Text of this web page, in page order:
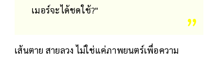
เมอร์จะได้ชดใช้?"
เส้นตาย สายลวง ไม่ใช่แค่ภาพยนตร์เพื่อความ